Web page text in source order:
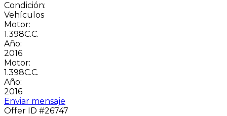
Condición:
Vehículos
Motor:
1.398C.C.
Año:
2016
Motor:
1.398C.C.
Año:
2016
Enviar mensaje
Offer ID #26747